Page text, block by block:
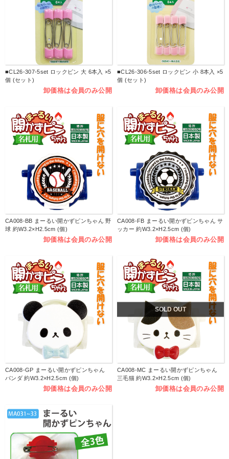
■CL26-307-5set ロックピン 大 6本入 ×5
個 (セット)
卸価格は会員のみ公開
■CL26-306-5set ロックピン 小 8本入 ×5
個 (セット)
卸価格は会員のみ公開
CA008-BB まーるい開かずピンちゃん 野
球 約W3.2×H2.5cm (個)
卸価格は会員のみ公開
CA008-FB まーるい開かずピンちゃん サ
ッカー 約W3.2×H2.5cm (個)
卸価格は会員のみ公開
CA008-GP まーるい開かずピンちゃん
パンダ 約W3.2×H2.5cm (個)
卸価格は会員のみ公開
SOLD OUT
CA008-MC まーるい開かずピンちゃん
三毛猫 約W3.2×H2.5cm (個)
卸価格は会員のみ公開